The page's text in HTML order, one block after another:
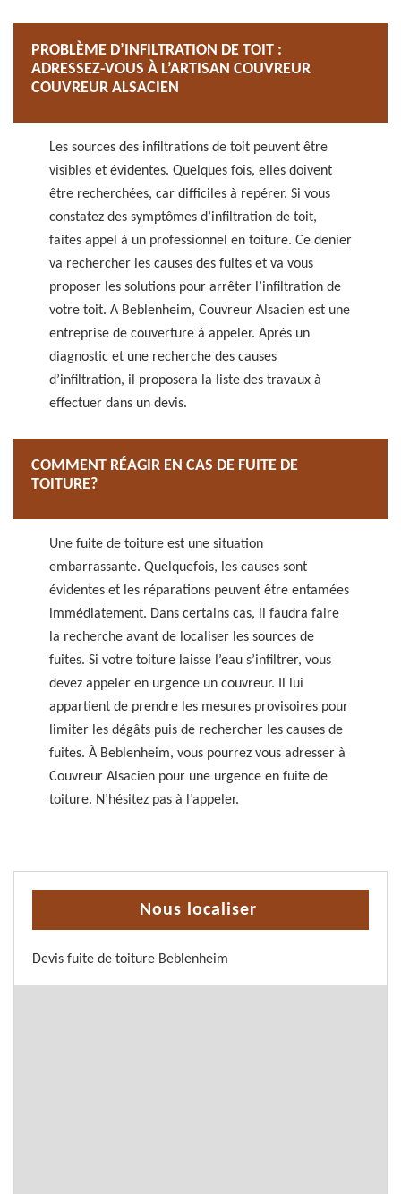
PROBLÈME D’INFILTRATION DE TOIT :
ADRESSEZ-VOUS À L’ARTISAN COUVREUR
COUVREUR ALSACIEN
Les sources des infiltrations de toit peuvent être
visibles et évidentes. Quelques fois, elles doivent
être recherchées, car difficiles à repérer. Si vous
constatez des symptômes d’infiltration de toit,
faites appel à un professionnel en toiture. Ce denier
va rechercher les causes des fuites et va vous
proposer les solutions pour arrêter l’infiltration de
votre toit. A Beblenheim, Couvreur Alsacien est une
entreprise de couverture à appeler. Après un
diagnostic et une recherche des causes
d’infiltration, il proposera la liste des travaux à
effectuer dans un devis.
COMMENT RÉAGIR EN CAS DE FUITE DE
TOITURE?
Une fuite de toiture est une situation
embarrassante. Quelquefois, les causes sont
évidentes et les réparations peuvent être entamées
immédiatement. Dans certains cas, il faudra faire
la recherche avant de localiser les sources de
fuites. Si votre toiture laisse l’eau s’infiltrer, vous
devez appeler en urgence un couvreur. Il lui
appartient de prendre les mesures provisoires pour
limiter les dégâts puis de rechercher les causes de
fuites. À Beblenheim, vous pourrez vous adresser à
Couvreur Alsacien pour une urgence en fuite de
toiture. N’hésitez pas à l’appeler.
Nous localiser
Devis fuite de toiture Beblenheim